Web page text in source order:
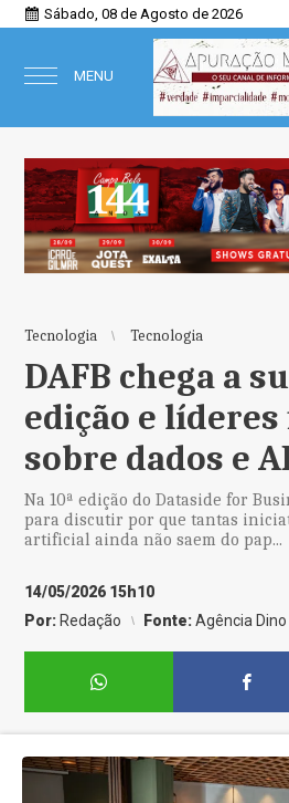
Sábado, 08 de Agosto de 2026
MENU
Tecnologia Tecnologia
DAFB chega a
edição e
sobre dados e
Na 10ª edição do Dataside for
para discutir por que tantas
artificial ainda não saem do pap...
14/05/2026 15h10
Por: Redação Fonte:Agência Dino